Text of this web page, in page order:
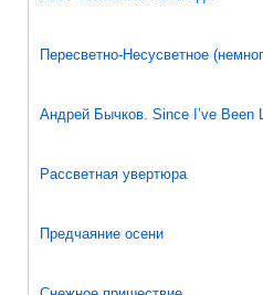
Пересветно-Несусветное
Андрей Бычков. Since I’ve Been
Рассветная увертюра
Предчаяние осени